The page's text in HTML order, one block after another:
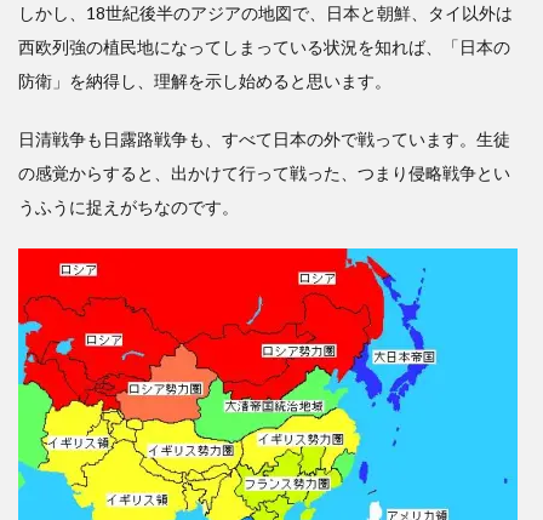
しかし、18世紀後半のアジアの地図で、日本と朝鮮、タイ以外は
西欧列強の植民地になってしまっている状況を知れば、「日本の
防衛」を納得し、理解を示し始めると思います。
日清戦争も日露路戦争も、すべて日本の外で戦っています。生徒
の感覚からすると、出かけて行って戦った、つまり侵略戦争とい
うふうに捉えがちなのです。